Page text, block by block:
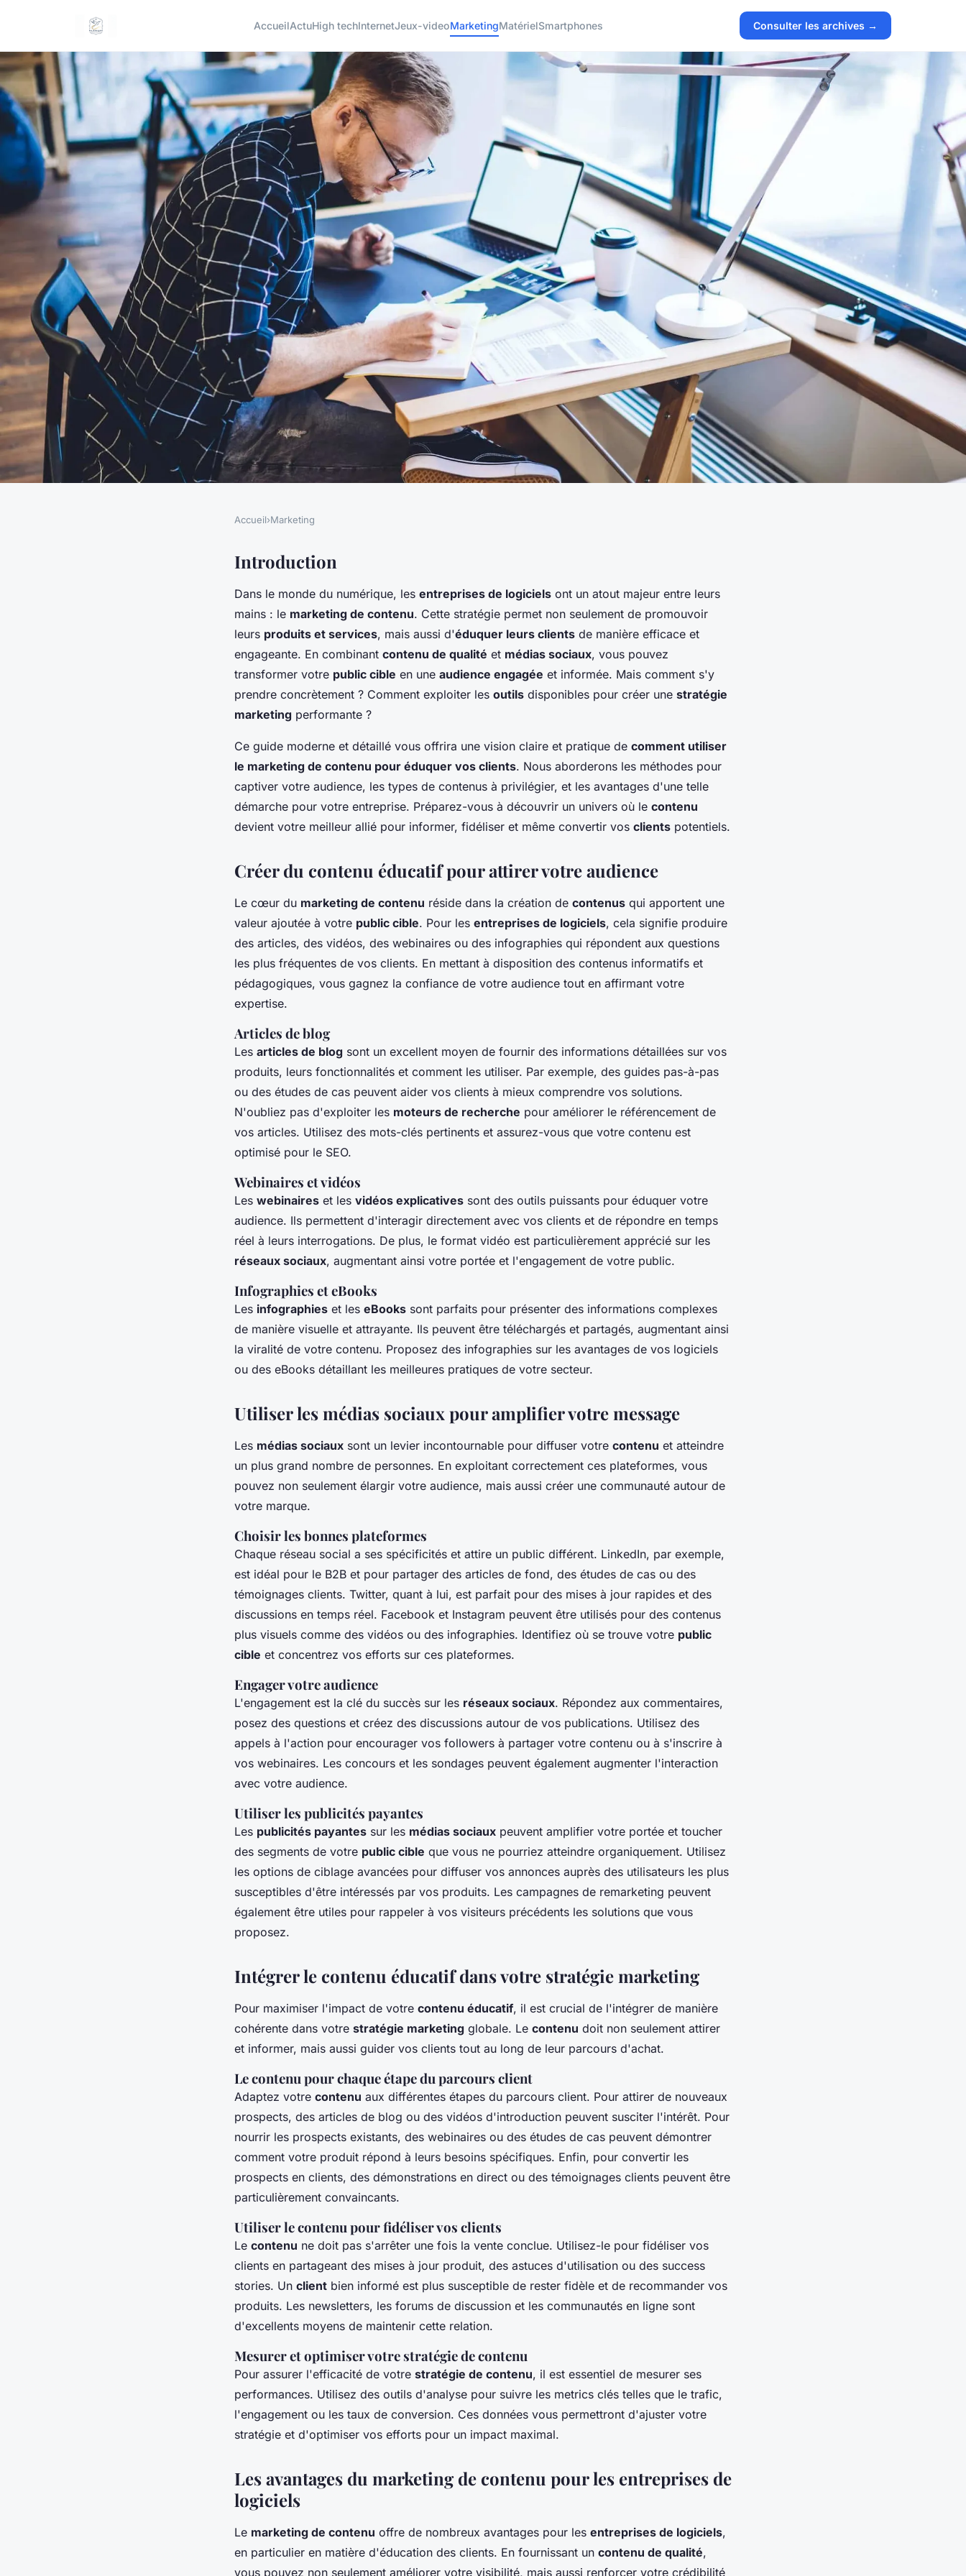
AccueilActuHigh techInternetJeux-videoMarketingMatérielSmartphones Consulter les archives →
Comment les entreprises de logiciels
peuvent-elles utiliser le marketing de
contenu pour éduquer leurs clients?
Accueil›Marketing
Introduction
Dans le monde du numérique, les entreprises de logiciels ont un atout majeur entre leurs
mains : le marketing de contenu. Cette stratégie permet non seulement de promouvoir
leurs produits et services, mais aussi d'éduquer leurs clients de manière efficace et
engageante. En combinant contenu de qualité et médias sociaux, vous pouvez
transformer votre public cible en une audience engagée et informée. Mais comment s'y
prendre concrètement ? Comment exploiter les outils disponibles pour créer une stratégie
marketing performante ?
Ce guide moderne et détaillé vous offrira une vision claire et pratique de comment utiliser
le marketing de contenu pour éduquer vos clients. Nous aborderons les méthodes pour
captiver votre audience, les types de contenus à privilégier, et les avantages d'une telle
démarche pour votre entreprise. Préparez-vous à découvrir un univers où le contenu
devient votre meilleur allié pour informer, fidéliser et même convertir vos clients potentiels.
Créer du contenu éducatif pour attirer votre audience
Le cœur du marketing de contenu réside dans la création de contenus qui apportent une
valeur ajoutée à votre public cible. Pour les entreprises de logiciels, cela signifie produire
des articles, des vidéos, des webinaires ou des infographies qui répondent aux questions
les plus fréquentes de vos clients. En mettant à disposition des contenus informatifs et
pédagogiques, vous gagnez la confiance de votre audience tout en affirmant votre
expertise.
Articles de blog
Les articles de blog sont un excellent moyen de fournir des informations détaillées sur vos
produits, leurs fonctionnalités et comment les utiliser. Par exemple, des guides pas-à-pas
ou des études de cas peuvent aider vos clients à mieux comprendre vos solutions.
N'oubliez pas d'exploiter les moteurs de recherche pour améliorer le référencement de
vos articles. Utilisez des mots-clés pertinents et assurez-vous que votre contenu est
optimisé pour le SEO.
Webinaires et vidéos
Les webinaires et les vidéos explicatives sont des outils puissants pour éduquer votre
audience. Ils permettent d'interagir directement avec vos clients et de répondre en temps
réel à leurs interrogations. De plus, le format vidéo est particulièrement apprécié sur les
réseaux sociaux, augmentant ainsi votre portée et l'engagement de votre public.
Infographies et eBooks
Les infographies et les eBooks sont parfaits pour présenter des informations complexes
de manière visuelle et attrayante. Ils peuvent être téléchargés et partagés, augmentant ainsi
la viralité de votre contenu. Proposez des infographies sur les avantages de vos logiciels
ou des eBooks détaillant les meilleures pratiques de votre secteur.
Utiliser les médias sociaux pour amplifier votre message
Les médias sociaux sont un levier incontournable pour diffuser votre contenu et atteindre
un plus grand nombre de personnes. En exploitant correctement ces plateformes, vous
pouvez non seulement élargir votre audience, mais aussi créer une communauté autour de
votre marque.
Choisir les bonnes plateformes
Chaque réseau social a ses spécificités et attire un public différent. LinkedIn, par exemple,
est idéal pour le B2B et pour partager des articles de fond, des études de cas ou des
témoignages clients. Twitter, quant à lui, est parfait pour des mises à jour rapides et des
discussions en temps réel. Facebook et Instagram peuvent être utilisés pour des contenus
plus visuels comme des vidéos ou des infographies. Identifiez où se trouve votre public
cible et concentrez vos efforts sur ces plateformes.
Engager votre audience
L'engagement est la clé du succès sur les réseaux sociaux. Répondez aux commentaires,
posez des questions et créez des discussions autour de vos publications. Utilisez des
appels à l'action pour encourager vos followers à partager votre contenu ou à s'inscrire à
vos webinaires. Les concours et les sondages peuvent également augmenter l'interaction
avec votre audience.
Utiliser les publicités payantes
Les publicités payantes sur les médias sociaux peuvent amplifier votre portée et toucher
des segments de votre public cible que vous ne pourriez atteindre organiquement. Utilisez
les options de ciblage avancées pour diffuser vos annonces auprès des utilisateurs les plus
susceptibles d'être intéressés par vos produits. Les campagnes de remarketing peuvent
également être utiles pour rappeler à vos visiteurs précédents les solutions que vous
proposez.
Intégrer le contenu éducatif dans votre stratégie marketing
Pour maximiser l'impact de votre contenu éducatif, il est crucial de l'intégrer de manière
cohérente dans votre stratégie marketing globale. Le contenu doit non seulement attirer
et informer, mais aussi guider vos clients tout au long de leur parcours d'achat.
Le contenu pour chaque étape du parcours client
Adaptez votre contenu aux différentes étapes du parcours client. Pour attirer de nouveaux
prospects, des articles de blog ou des vidéos d'introduction peuvent susciter l'intérêt. Pour
nourrir les prospects existants, des webinaires ou des études de cas peuvent démontrer
comment votre produit répond à leurs besoins spécifiques. Enfin, pour convertir les
prospects en clients, des démonstrations en direct ou des témoignages clients peuvent être
particulièrement convaincants.
Utiliser le contenu pour fidéliser vos clients
Le contenu ne doit pas s'arrêter une fois la vente conclue. Utilisez-le pour fidéliser vos
clients en partageant des mises à jour produit, des astuces d'utilisation ou des success
stories. Un client bien informé est plus susceptible de rester fidèle et de recommander vos
produits. Les newsletters, les forums de discussion et les communautés en ligne sont
d'excellents moyens de maintenir cette relation.
Mesurer et optimiser votre stratégie de contenu
Pour assurer l'efficacité de votre stratégie de contenu, il est essentiel de mesurer ses
performances. Utilisez des outils d'analyse pour suivre les metrics clés telles que le trafic,
l'engagement ou les taux de conversion. Ces données vous permettront d'ajuster votre
stratégie et d'optimiser vos efforts pour un impact maximal.
Les avantages du marketing de contenu pour les entreprises de
logiciels
Le marketing de contenu offre de nombreux avantages pour les entreprises de logiciels,
en particulier en matière d'éducation des clients. En fournissant un contenu de qualité,
vous pouvez non seulement améliorer votre visibilité, mais aussi renforcer votre crédibilité